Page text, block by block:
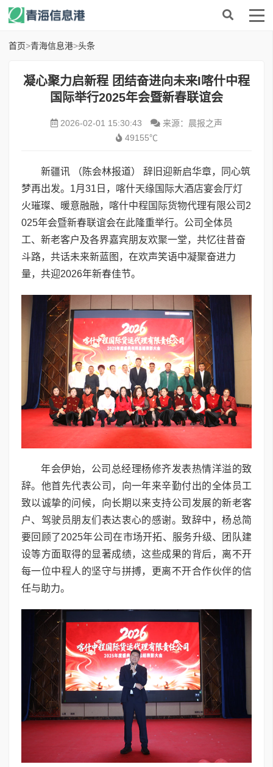
首页>青海信息港>头条
凝心聚力启新程 团结奋进向未来I喀什中程
国际举行2025年会暨新春联谊会
2026-02-01 15:30:43
来源：晨报之声
49155℃
新疆讯 （陈会林报道） 辞旧迎新启华章，同心筑
梦再出发。1月31日，喀什天缘国际大酒店宴会厅灯
火璀璨、暖意融融，喀什中程国际货物代理有限公司2
025年会暨新春联谊会在此隆重举行。公司全体员
工、新老客户及各界嘉宾朋友欢聚一堂，共忆往昔奋
斗路，共话未来新蓝图，在欢声笑语中凝聚奋进力
量，共迎2026年新春佳节。
年会伊始，公司总经理杨修齐发表热情洋溢的致
辞。他首先代表公司，向一年来辛勤付出的全体员工
致以诚挚的问候，向长期以来支持公司发展的新老客
户、驾驶员朋友们表达衷心的感谢。致辞中，杨总简
要回顾了2025年公司在市场开拓、服务升级、团队建
设等方面取得的显著成绩，这些成果的背后，离不开
每一位中程人的坚守与拼搏，更离不开合作伙伴的信
任与助力。